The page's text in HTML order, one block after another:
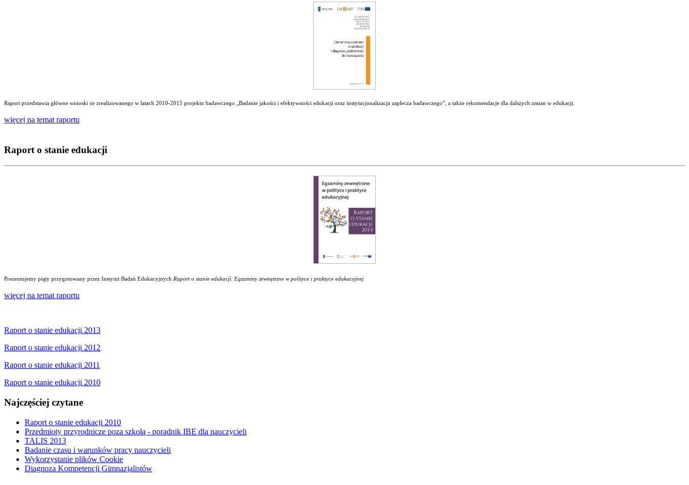
Raport przedstawia główne wnioski ze zrealizowanego w latach 2010-2015 projektu badawczego „Badanie jakości i efektywności edukacji oraz instytucjonalizacja zaplecza badawczego”, a także rekomendacje dla dalszych zmian w edukacji.
więcej na temat raportu
Raport o stanie edukacji
Prezentujemy piąty przygotowany przez Instytut Badań Edukacyjnych Raport o stanie edukacji. Egzaminy zewnętrzne w polityce i praktyce edukacyjnej
więcej na temat raportu
Raport o stanie edukacji 2013
Raport o stanie edukacji 2012
Raport o stanie edukacji 2011
Raport o stanie edukacji 2010
Najczęściej czytane
Raport o stanie edukacji 2010
Przedmioty przyrodnicze poza szkołą - poradnik IBE dla nauczycieli
TALIS 2013
Badanie czasu i warunków pracy nauczycieli
Wykorzystanie plików Cookie
Diagnoza Kompetencji Gimnazjalistów